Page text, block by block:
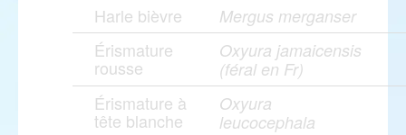
Harle bièvre Mergus merganser
Érismature
rousse
Oxyura jamaicensis
(féral en Fr)
Érismature à
tête blanche
Oxyura
leucocephala